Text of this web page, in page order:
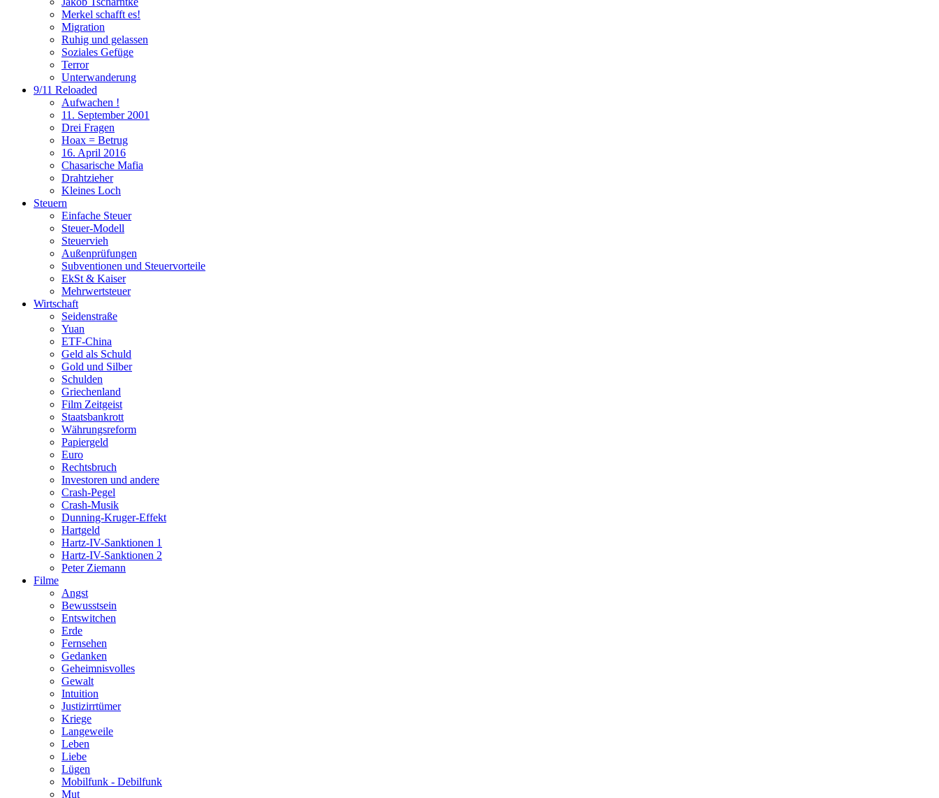
Merkel schafft es!
Migration
Ruhig und gelassen
Soziales Gefüge
Terror
Unterwanderung
9/11 Reloaded
Aufwachen !
11. September 2001
Drei Fragen
Hoax = Betrug
16. April 2016
Chasarische Mafia
Drahtzieher
Kleines Loch
Steuern
Einfache Steuer
Steuer-Modell
Steuervieh
Außenprüfungen
Subventionen und Steuervorteile
EkSt & Kaiser
Mehrwertsteuer
Wirtschaft
Seidenstraße
Yuan
ETF-China
Geld als Schuld
Gold und Silber
Schulden
Griechenland
Film Zeitgeist
Staatsbankrott
Währungsreform
Papiergeld
Euro
Rechtsbruch
Investoren und andere
Crash-Pegel
Crash-Musik
Dunning-Kruger-Effekt
Hartgeld
Hartz-IV-Sanktionen 1
Hartz-IV-Sanktionen 2
Peter Ziemann
Filme
Angst
Bewusstsein
Entswitchen
Erde
Fernsehen
Gedanken
Geheimnisvolles
Gewalt
Intuition
Justizirrtümer
Kriege
Langeweile
Leben
Liebe
Lügen
Mobilfunk - Debilfunk
Mut